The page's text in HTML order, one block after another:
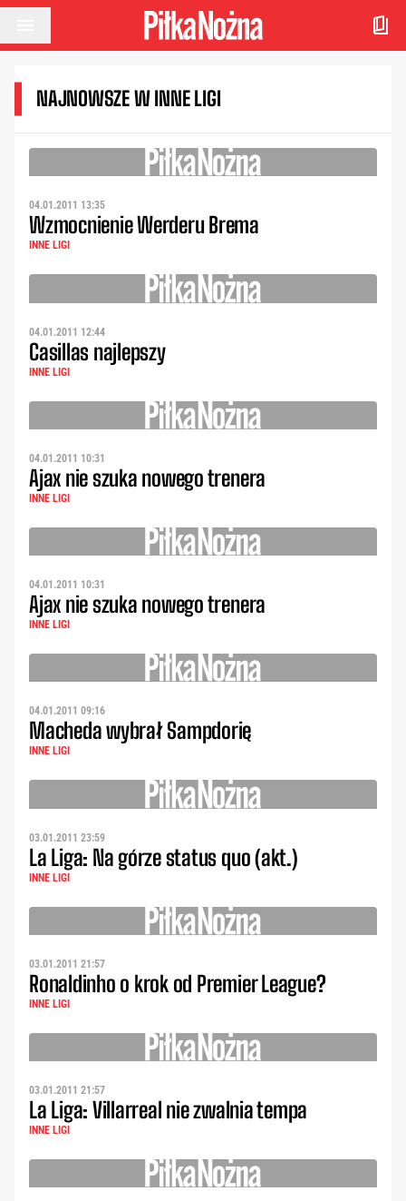
Przejdź do treści
NAJNOWSZE W INNE LIGI
04.01.2011 13:35
Wzmocnienie Werderu Brema
INNE LIGI
04.01.2011 12:44
Casillas najlepszy
INNE LIGI
04.01.2011 10:31
Ajax nie szuka nowego trenera
INNE LIGI
04.01.2011 10:31
Ajax nie szuka nowego trenera
INNE LIGI
04.01.2011 09:16
Macheda wybrał Sampdorię
INNE LIGI
03.01.2011 23:59
La Liga: Na górze status quo (akt.)
INNE LIGI
03.01.2011 21:57
Ronaldinho o krok od Premier League?
INNE LIGI
03.01.2011 21:57
La Liga: Villarreal nie zwalnia tempa
INNE LIGI